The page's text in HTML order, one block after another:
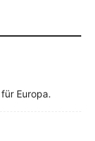
Europa.